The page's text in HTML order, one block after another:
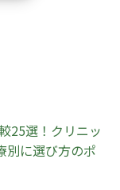
25選！クリニッ
別に選び方のポ